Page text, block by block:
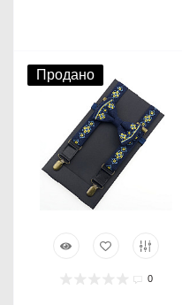
Продано
0